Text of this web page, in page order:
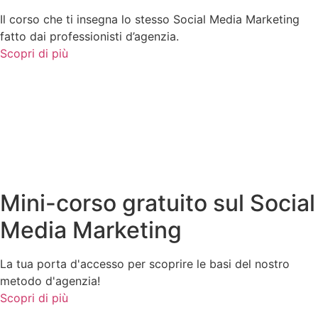
Il corso che ti insegna lo stesso Social Media Marketing
fatto dai professionisti d’agenzia.
Scopri di più
Mini-corso gratuito sul Social
Media Marketing
La tua porta d'accesso per scoprire le basi del nostro
metodo d'agenzia!
Scopri di più